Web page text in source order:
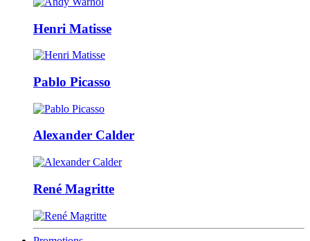
Henri Matisse
Pablo Picasso
Alexander Calder
René Magritte